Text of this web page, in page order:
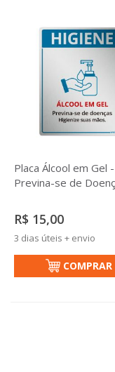
Placa Álcool em Gel -
Previna-se de
R$ 15,00
3 dias úteis + envio
COMPRAR